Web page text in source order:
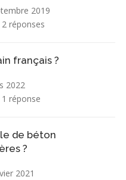
2019
2 réponses
français ?
2022
1 réponse
de béton
?
2021